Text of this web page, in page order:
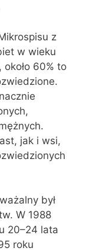
z
w wieku
około 60% to
jak i wsi,
był
W 1988
20–24 lata
roku